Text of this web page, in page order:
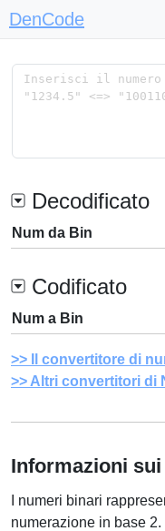
DenCode
Decodificato
Num da Bin
Codificato
Num a Bin
Il convertitore di
Altri convertitori di
Informazioni
I numeri binari
numerazione in base 2.